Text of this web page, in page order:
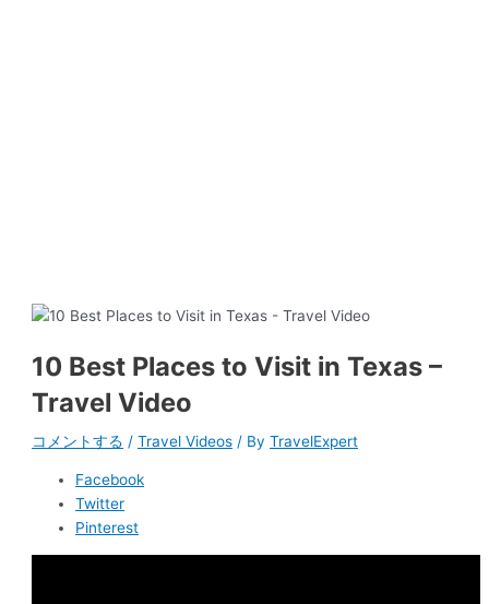
10 Best Places to Visit in Texas –
Travel Video
コメントする /Travel Videos / ByTravelExpert
Facebook
Twitter
Pinterest